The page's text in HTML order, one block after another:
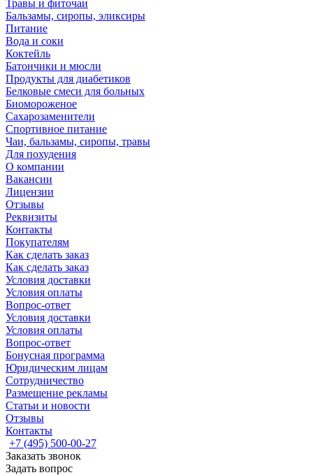
Травы и фиточаи
Бальзамы, сиропы, эликсиры
Питание
Вода и соки
Коктейль
Батончики и мюсли
Продукты для диабетиков
Белковые смеси для больных
Биомороженое
Сахарозаменители
Спортивное питание
Чаи, бальзамы, сиропы, травы
Для похудения
О компании
Вакансии
Лицензии
Отзывы
Реквизиты
Контакты
Покупателям
Как сделать заказ
Как сделать заказ
Условия доставки
Условия оплаты
Вопрос-ответ
Условия доставки
Условия оплаты
Вопрос-ответ
Бонусная программа
Юридическим лицам
Сотрудничество
Размещение рекламы
Статьи и новости
Отзывы
Контакты
+7 (495) 500-00-27
Заказать звонок
Задать вопрос